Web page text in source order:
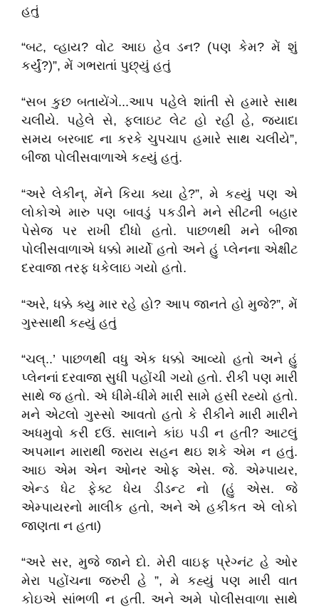
હતું
“બટ, વ્હાય? વોટ આઇ હેવ ડન? (પણ કેમ? મેં શું
કર્યું?)”, મેં ગભરાતાં પુછ્યું હતું
“સબ કુછ બતાયેંગે...આપ પહેલે શાંતી સે હમારે સાથ
ચલીયે. પહેલે સે, ફ્લાઇટ લેટ હો રહી હે, જ્યાદા
સમય બરબાદ ના કરકે ચુપચાપ હમારે સાથ ચલીયે”,
બીજા પોલીસવાળાએ કહ્યું હતું.
“અરે લેકીન્, મેંને કિયા ક્યા હે?”, મે કહ્યું પણ એ
લોકોએ મારુ પણ બાવડું પકડીને મને સીટની બહાર
પેસેજ પર રાખી દીધો હતો. પાછળથી મને બીજા
પોલીસવાળાએ ધક્કો માર્યો હતો અને હું પ્લેનના એક્ષીટ
દરવાજા તરફ ધકેલાઇ ગયો હતો.
“અરે, ધક્કે ક્યુ માર રહે હો? આપ જાનતે હો મુજે?”, મેં
ગુસ્સાથી કહ્યું હતું
“ચલ્..’ પાછળથી વધુ એક ધક્કો આવ્યો હતો અને હું
પ્લેનનાં દરવાજા સુધી પહોંચી ગયો હતો. રીકી પણ મારી
સાથે જ હતો. એ ધીમે-ધીમે મારી સામે હસી રહ્યો હતો.
મને એટલો ગુસ્સો આવતો હતો કે રીકીને મારી મારીને
અધમુવો કરી દઉં. સાલાને કાંઇ પડી ન હતી? આટલું
અપમાન મારાથી જરાય સહન થઇ શકે એમ ન હતું.
આઇ એમ એન ઓનર ઓફ એસ. જે. એમ્પાયર,
એન્ડ ધેટ ફેક્ટ ધેય ડીડન્ટ નો (હું એસ. જે
એમ્પાયરનો માલીક હતો, અને એ હકીકત એ લોકો
જાણતા ન હતા)
“અરે સર, મુજે જાને દો. મેરી વાઇફ પ્રેગ્નંટ હે ઓર
મેરા પહોંચના જરુરી હે ”, મે કહ્યું પણ મારી વાત
કોઇએ સાંભળી ન હતી. અને અમે પોલીસવાળા સાથે